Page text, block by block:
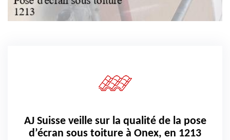
AJ Suisse veille sur la qualité de la pose
d’écran sous toiture à Onex, en 1213